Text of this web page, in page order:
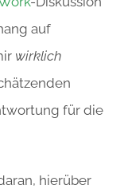
auf
wirklich
für die
hierüber